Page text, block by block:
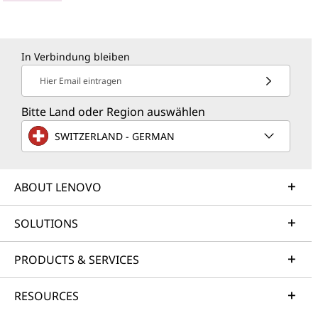
In Verbindung bleiben
Hier Email eintragen
Bitte Land oder Region auswählen
SWITZERLAND - GERMAN
ABOUT LENOVO
SOLUTIONS
PRODUCTS & SERVICES
RESOURCES